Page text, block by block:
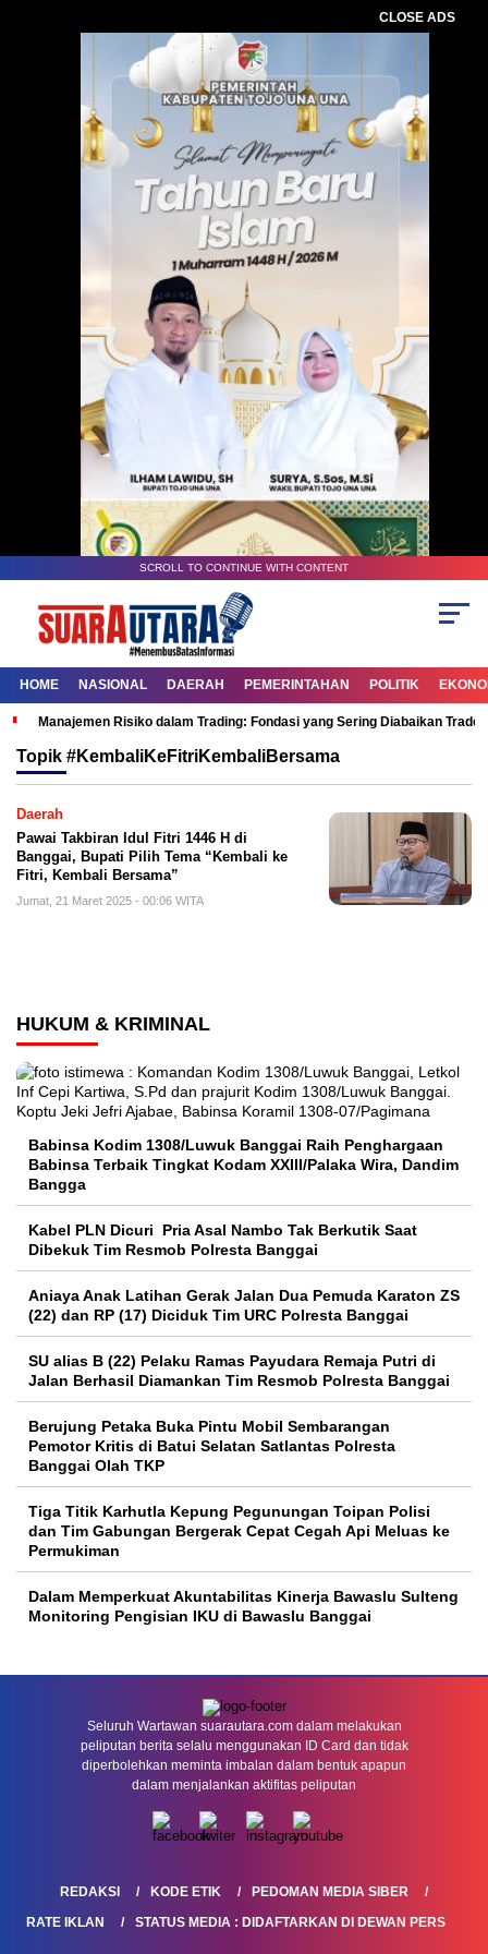
CLOSE ADS
SCROLL TO CONTINUE WITH CONTENT
HOME NASIONAL DAERAH PEMERINTAHAN POLITIK
Manajemen Risiko dalam Trading: Fondasi yang Sering Diabaikan
Topik #KembaliKeFitriKembaliBersama
Daerah
Pawai Takbiran Idul Fitri 1446 H di
Banggai, Bupati Pilih Tema “Kembali ke
Fitri, Kembali Bersama”
Jumat, 21 Maret 2025 - 00:06 WITA
HUKUM & KRIMINAL
Babinsa Kodim 1308/Luwuk Banggai Raih Penghargaan
Babinsa Terbaik Tingkat Kodam XXIII/Palaka Wira, Dandim
Bangga
Kabel PLN Dicuri Pria Asal Nambo Tak Berkutik Saat
Dibekuk Tim Resmob Polresta Banggai
Aniaya Anak Latihan Gerak Jalan Dua Pemuda Karaton ZS
(22) dan RP (17) Diciduk Tim URC Polresta Banggai
SU alias B (22) Pelaku Ramas Payudara Remaja Putri di
Jalan Berhasil Diamankan Tim Resmob Polresta Banggai
Berujung Petaka Buka Pintu Mobil Sembarangan
Pemotor Kritis di Batui Selatan Satlantas Polresta
Banggai Olah TKP
Tiga Titik Karhutla Kepung Pegunungan Toipan Polisi
dan Tim Gabungan Bergerak Cepat Cegah Api Meluas ke
Permukiman
Dalam Memperkuat Akuntabilitas Kinerja Bawaslu Sulteng
Monitoring Pengisian IKU di Bawaslu Banggai
Seluruh Wartawan suarautara.com dalam melakukan
peliputan berita selalu menggunakan ID Card dan tidak
diperbolehkan meminta imbalan dalam bentuk apapun
dalam menjalankan aktifitas peliputan
REDAKSI KODE ETIK
PEDOMAN MEDIA SIBER
RATE IKLAN
STATUS MEDIA : DIDAFTARKAN DI DEWAN PERS